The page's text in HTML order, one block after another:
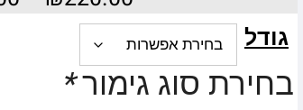
גודל
בחירת סוג גימור*